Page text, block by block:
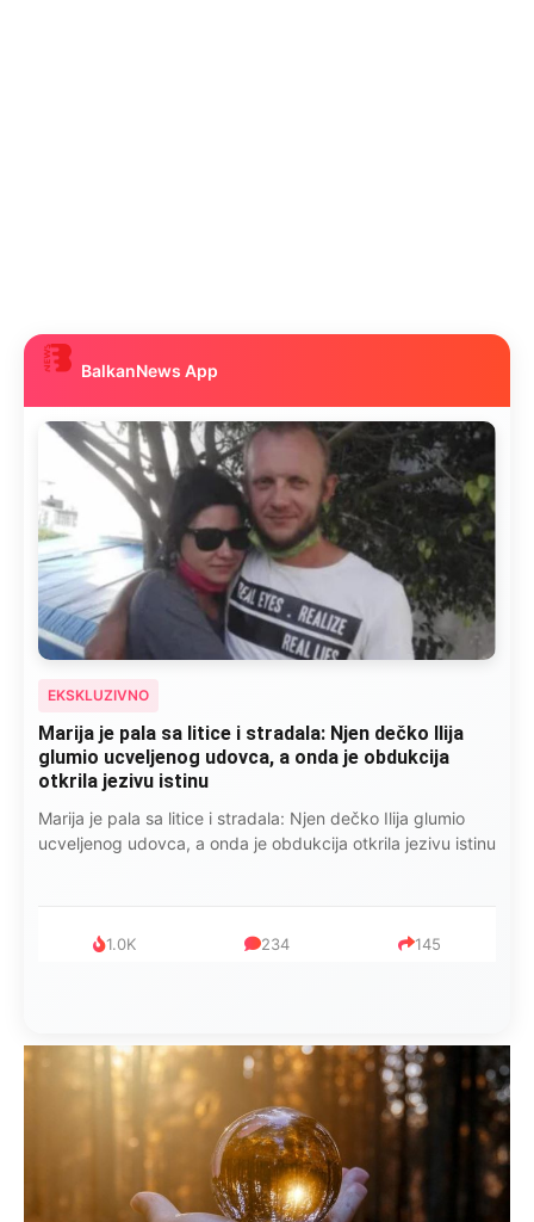
BalkanNews App
EKSKLUZIVNO
Kad se Marin suprug razbolio ona ga kupala,
pelene mu mijenjala: Jedno jutro je poslao po
čokoladu..
Kad se Marin suprug razbolio ona ga kupala, pelene mu
mijenjala: Jedno jutro je poslao po čokoladu..
999 321 234